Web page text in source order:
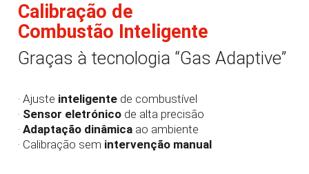
Calibração de
Combustão Inteligente
Graças à tecnologia “Gas Adaptive”
· Ajuste inteligente de combustível
· Sensor eletrónicode alta precisão
· Adaptação dinâmicaao ambiente
· Calibração sem intervenção manual